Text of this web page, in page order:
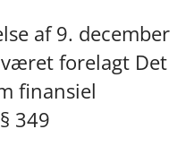
af 9. december
forelagt Det
finansiel
349